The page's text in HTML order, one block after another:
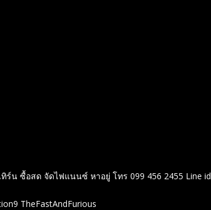
ร์น ซื้อสด จัดไฟแนนซ์ หาอยู่ โทร 099 456 2455 Line id
TheFastAndFurious